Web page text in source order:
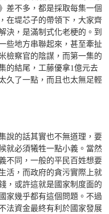
差不多，都是採取每集一個
在堤芯子的帶領下，大家齊
決，是滿制式化老梗的。到
些地方串聯起來，甚至牽扯
檢察官的陰謀，而第一集的
的結尾，工藤優拿1億元去
久了一點，而且也太無足輕
說的話其實也不無道理，要
就必須犧牲一點小義。當然
不同，一般的平民百姓想要
活，而政府的貪污實際上就
，或許這就是國家制度面的
家幾乎都有這個問題。不過
法資金最終有利於國家發展